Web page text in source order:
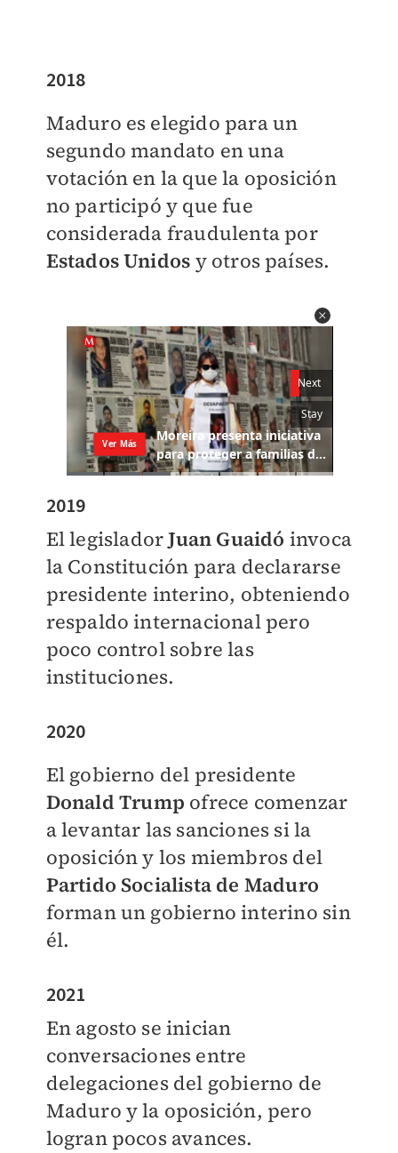
2018
Maduro es elegido para un
segundo mandato en una
votación en la que la oposición
no participó y que fue
considerada fraudulenta por
Estados Unidos y otros países.
2019
El legisladorJuan Guaidó invoca
la Constitución para declararse
presidente interino, obteniendo
respaldo internacional pero
poco control sobre las
instituciones.
2020
El gobierno del presidente
Donald Trump ofrece comenzar
a levantar las sanciones si la
oposición y los miembros del
Partido Socialista de Maduro
forman un gobierno interino sin
él.
2021
En agosto se inician
conversaciones entre
delegaciones del gobierno de
Maduro y la oposición, pero
logran pocos avances.